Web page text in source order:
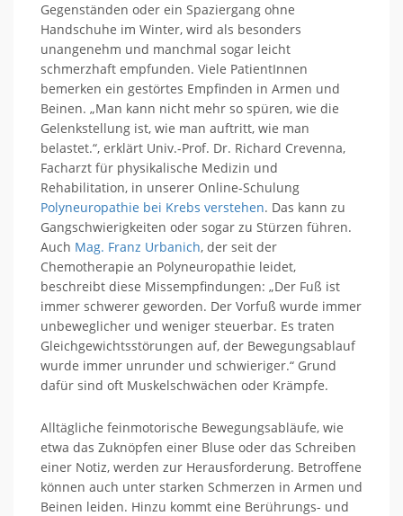
Gegenständen oder ein Spaziergang ohne
Handschuhe im Winter, wird als besonders
unangenehm und manchmal sogar leicht
schmerzhaft empfunden. Viele PatientInnen
bemerken ein gestörtes Empfinden in Armen und
Beinen. „Man kann nicht mehr so spüren, wie die
Gelenkstellung ist, wie man auftritt, wie man
belastet.“, erklärt Univ.-Prof. Dr. Richard Crevenna,
Facharzt für physikalische Medizin und
Rehabilitation, in unserer Online-Schulung
Polyneuropathie bei Krebs verstehen. Das kann zu
Gangschwierigkeiten oder sogar zu Stürzen führen.
Auch Mag. Franz Urbanich, der seit der
Chemotherapie an Polyneuropathie leidet,
beschreibt diese Missempfindungen: „Der Fuß ist
immer schwerer geworden. Der Vorfuß wurde immer
unbeweglicher und weniger steuerbar. Es traten
Gleichgewichtsstörungen auf, der Bewegungsablauf
wurde immer unrunder und schwieriger.“ Grund
dafür sind oft Muskelschwächen oder Krämpfe.
Alltägliche feinmotorische Bewegungsabläufe, wie
etwa das Zuknöpfen einer Bluse oder das Schreiben
einer Notiz, werden zur Herausforderung. Betroffene
können auch unter starken Schmerzen in Armen und
Beinen leiden. Hinzu kommt eine Berührungs- und